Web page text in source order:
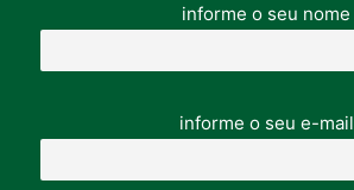
informe o seu nome
informe o seu e-mail